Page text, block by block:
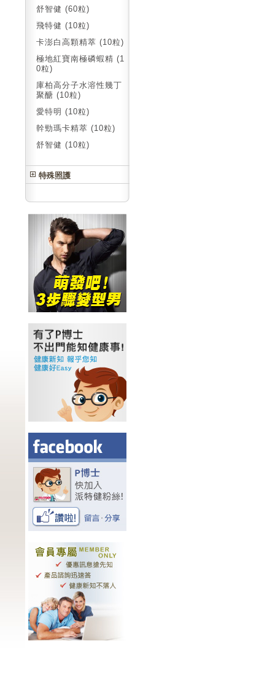
舒智健 (60粒)
飛特健 (10粒)
卡澎白高顆精萃 (10粒)
極地紅寶南極磷蝦精 (1
0粒)
庫柏高分子水溶性幾丁
聚醣 (10粒)
愛特明 (10粒)
幹勁瑪卡精萃 (10粒)
舒智健 (10粒)
特殊照護